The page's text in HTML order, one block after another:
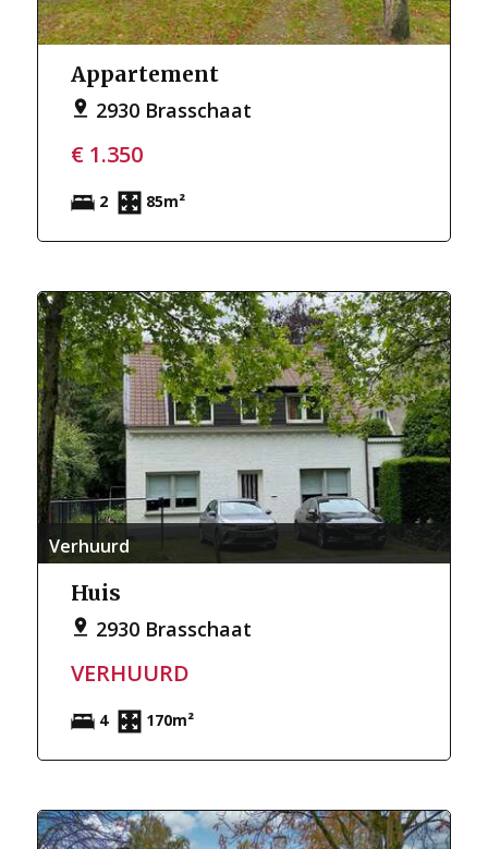
Appartement
2930 Brasschaat
€ 1.350
2 85m²
Verhuurd
Huis
2930 Brasschaat
VERHUURD
4 170m²